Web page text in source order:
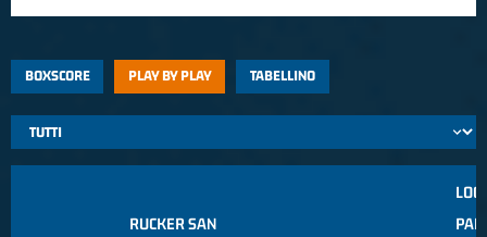
BOXSCORE PLAY BY PLAY TABELLINO
RUCKER SAN